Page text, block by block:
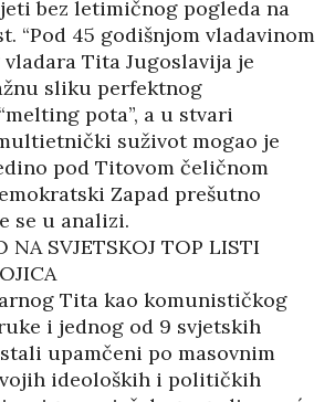
bez letimičnog pogleda na
“Pod 45 godišnjom vladavinom
Tita Jugoslavija je
sliku perfektnog
pota”, a u stvari
suživot mogao je
pod Titovom čeličnom
Zapad prešutno
se u analizi.
NA SVJETSKOJ TOP LISTI
Tita kao komunističkog
i jednog od 9 svjetskih
upamčeni po masovnim
ideoloških i političkih